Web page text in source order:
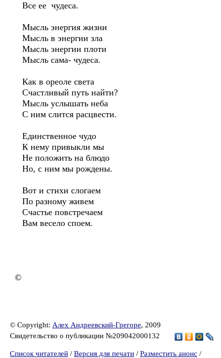
Все ее чудеса.
Мысль энергия жизни
Мысль в энергии зла
Мысль энергии плоти
Мысль сама- чудеса.
Как в ореоле света
Счастливый путь найти?
Мысль услышать неба
С ним слится расцвести.
Единственное чудо
К нему привыкли мы
Не положить на блюдо
Но, с ним мы рождены.
Вот и стихи слогаем
По разному живем
Счастье повстречаем
Вам весело споем.
©
© Copyright: Алех Андреевский-Грегоре, 2009
Свидетельство о публикации №209042000132
Список читателей / Версия для печати / Разместить анонс /